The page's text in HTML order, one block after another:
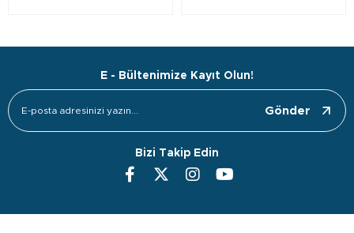
E - Bültenimize Kayıt Olun!
Gönder
Bizi Takip Edin